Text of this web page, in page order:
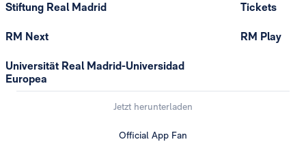
Stiftung Real Madrid
RM Next
Universität Real Madrid-Universidad
Europea
Tickets
RM Play
Jetzt herunterladen
Official App Fan